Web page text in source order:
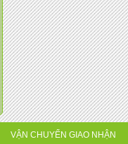
VẬN CHUYỂN GIAO NHẬN